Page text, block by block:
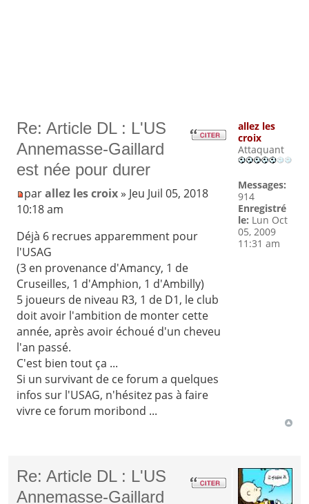
Re: Article DL : L'US
Annemasse-Gaillard
est née pour durer
parallez les croix» Jeu Juil 05, 2018
10:18 am
Déjà 6 recrues apparemment pour
l'USAG
(3 en provenance d'Amancy, 1 de
Cruseilles, 1 d'Amphion, 1 d'Ambilly)
5 joueurs de niveau R3, 1 de D1, le club
doit avoir l'ambition de monter cette
année, après avoir échoué d'un cheveu
l'an passé.
C'est bien tout ça ...
Si un survivant de ce forum a quelques
infos sur l'USAG, n'hésitez pas à faire
vivre ce forum moribond ...
allez les
croix
Attaquant
Messages:
914
Enregistré
le: Lun Oct
05, 2009
11:31 am
Re: Article DL : L'US
Annemasse-Gaillard